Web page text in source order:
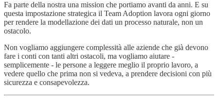
Fa parte della nostra una mission che portiamo avanti da anni. E su
questa impostazione strategica il Team Adoption lavora ogni giorno
per rendere la modellazione dei dati un processo naturale, non un
ostacolo.
Non vogliamo aggiungere complessità alle aziende che già devono
fare i conti con tanti altri ostacoli, ma vogliamo aiutare -
semplicemente - le persone a leggere meglio il proprio lavoro, a
vedere quello che prima non si vedeva, a prendere decisioni con più
sicurezza e consapevolezza.